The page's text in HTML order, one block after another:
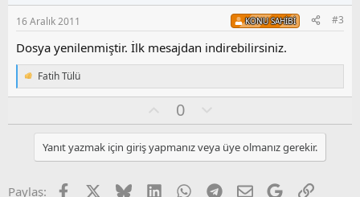
s
u
z
o
l
16 Aralık 2011 KONU SAHIBI #3
Dosya yenilenmiştir. İlk mesajdan indirebilirsiniz.
T
e
Fatih Tülü
y
l
a
0
l
u
m
u
Yanıt yazmak için giriş yapmanız veya üye olmanız gerekir.
Paylaş: Facebook BlueskyLinkedInWhatsApp
Telegram
E-postaGoogleLink